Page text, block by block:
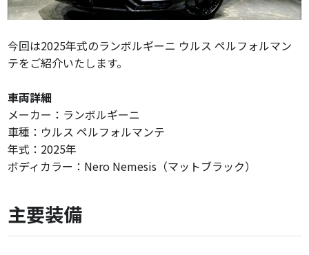
今回は2025年式のランボルギーニ ウルス ペルフォルマン
テをご紹介いたします。
車両詳細
メーカー：ランボルギーニ
車種：ウルス ペルフォルマンテ
年式：2025年
ボディカラー：Nero Nemesis（マットブラック）
主要装備